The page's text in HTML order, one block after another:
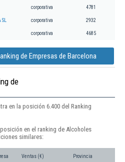
corporativa 4781
SL corporativa 2932
corporativa 4685
de Empresas de Barcelona
de
en la posición 6.400 del Ranking
en el ranking de Alcoholes
similares:
Ventas (€) Provincia